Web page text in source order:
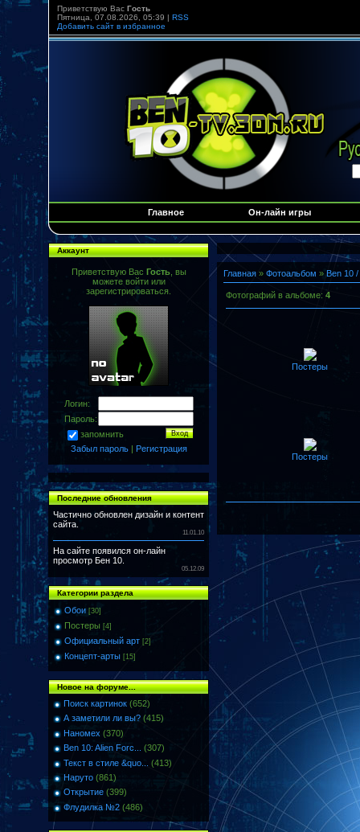
Приветствую Вас Гость
Пятница, 07.08.2026, 05:39 | RSS
Добавить сайт в избранное
Главное Он-лайн игры
Аккаунт
Приветствую Вас Гость, вы
можете войти или
зарегистрироваться.
Логин:
Пароль:
запомнить
Забыл пароль| Регистрация
Последние обновления
Частично обновлен дизайн и контент
сайта.
11.01.10
На сайте появился он-лайн
просмотр Бен 10.
05.12.09
Категории раздела
Обои [30]
Постеры [4]
Официальный арт [2]
Концепт-арты [15]
Новое на форуме...
Поиск картинок (652)
А заметили ли вы? (415)
Наномех (370)
Ben 10: Alien Forc...
(307)
Текст в стиле &quo...
(413)
Наруто (861)
Открытие (399)
Флудилка №2 (486)
Главная » Фотоальбом » Ben 10
Фотографий в альбоме: 4
Постеры
Постеры